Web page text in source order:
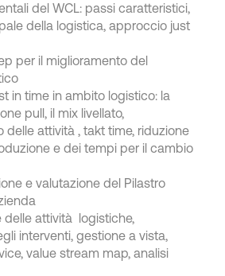
del WCL: passi caratteristici,
della logistica, approccio just
per il miglioramento del
in time in ambito logistico: la
pull, il mix livellato,
delle attività , takt time, riduzione
e dei tempi per il cambio
e valutazione del Pilastro
delle attività logistiche,
interventi, gestione a vista,
value stream map, analisi